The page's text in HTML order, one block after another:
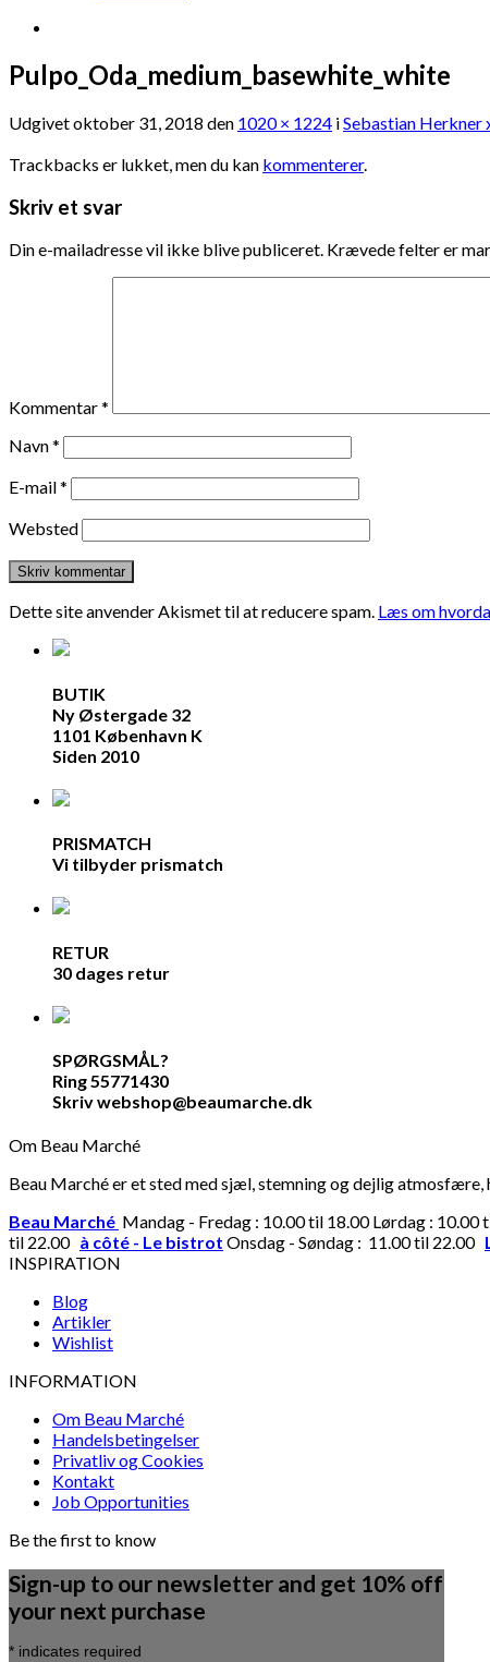
Pulpo_Oda_medium_basewhite_white
Udgivetoktober 31, 2018 den 1020 × 1224 iSebastian Herkner
Trackbacks er lukket, men du kan kommenterer.
Skriv et svar
Din e-mailadresse vil ikke blive publiceret. Krævede felter er
Kommentar*
Navn*
E-mail*
Websted
Dette site anvender Akismet til at reducere spam. Læs om
BUTIK
Ny Østergade 32
1101 København K
Siden 2010
PRISMATCH
Vi tilbyder prismatch
RETUR
30 dages retur
SPØRGSMÅL?
Ring 55771430
Skriv webshop@beaumarche.dk
Om Beau Marché
Beau Marché er et sted med sjæl, stemning og dejlig
Beau Marché Mandag - Fredag : 10.00 til 18.00 Lørdag : 10.00
til 22.00 à côté - Le bistrot Onsdag - Søndag : 11.00 til 22.00
INSPIRATION
Blog
Artikler
Wishlist
INFORMATION
Om Beau Marché
Handelsbetingelser
Privatliv og Cookies
Kontakt
Job Opportunities
Be the first to know
Sign-up to our newsletter and get 10% off
your next purchase
* indicates required